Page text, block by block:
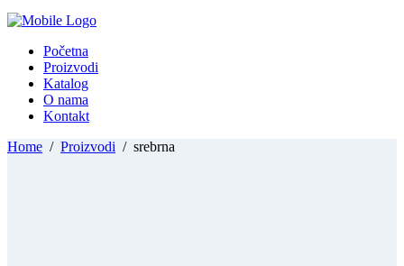
Početna
Proizvodi
Katalog
O nama
Kontakt
Home / Proizvodi / srebrna